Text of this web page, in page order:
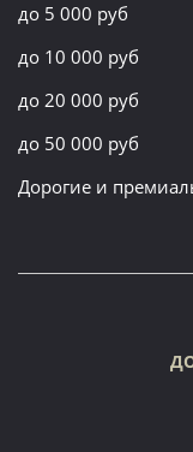
до 5 000 руб
до 10 000 руб
до 20 000 руб
до 50 000 руб
Дорогие и